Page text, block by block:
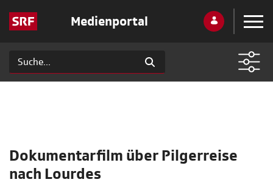
Medienportal
Dokumentarfilm über Pilgerreise
nach Lourdes